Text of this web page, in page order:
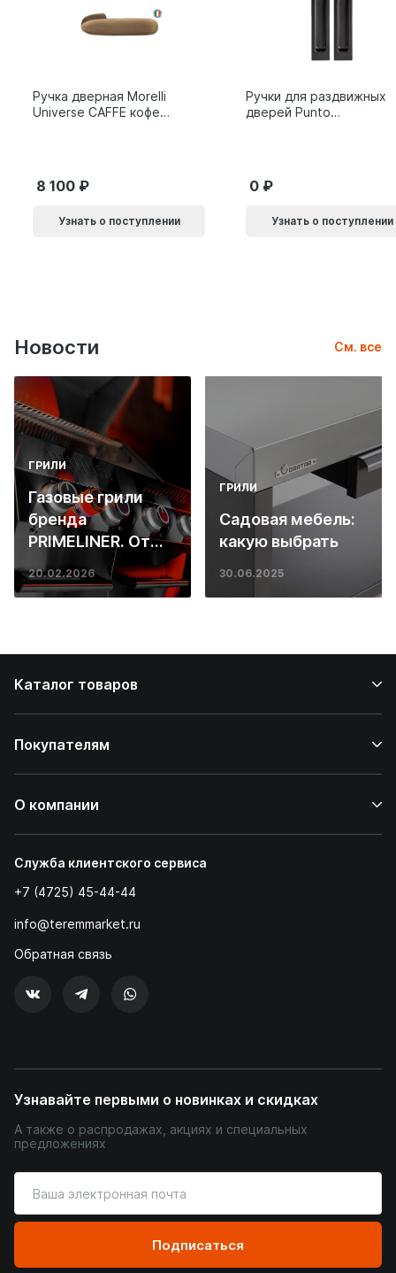
Ручка дверная Morelli
Universe CAFFE кофе
8 100
Узнать о поступлении
Ручки для раздвижных
дверей Punto
0
Узнать о поступлении
Новости См. все
ГРИЛИ
Газовые грили
бренда
PRIMELINER. От
основ инженерии
до ресторанных
20.02.2026
ГРИЛИ
Садовая мебель:
какую выбрать
30.06.2025
Каталог товаров
Покупателям
О компании
Служба клиентского сервиса
+7 (4725) 45-44-44
info@teremmarket.ru
Обратная связь
Узнавайте первыми о новинках и скидках
А также о распродажах, акциях и специальных
предложениях
ваш
адрес
почты
Подписаться